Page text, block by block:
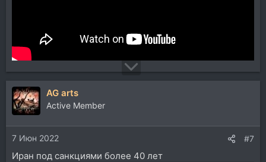
AG arts
Active Member
7 Июн 2022 #7
Иран под санкциями более 40 лет